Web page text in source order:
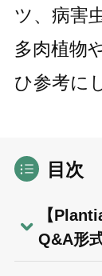
ツ、病害
多肉植物
ひ参考に
目次
【
Q&A形